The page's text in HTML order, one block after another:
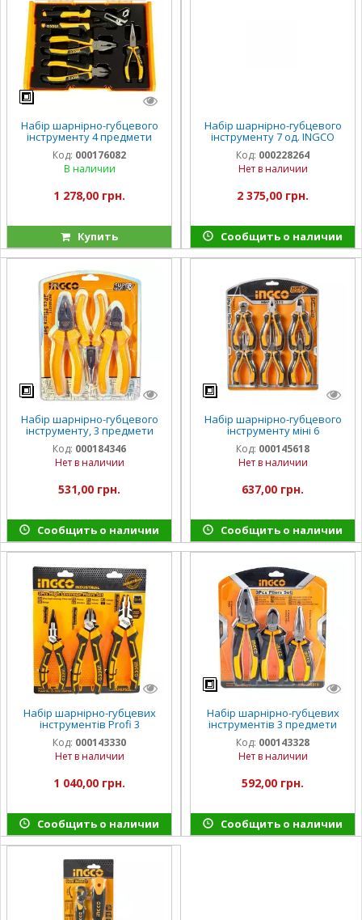
Набір шарнірно-губцевого
інструменту 4 предмети
INGCO
Код: 000176082
В наличии
1 278,00 грн.
Купить
Набір шарнірно-губцевого
інструменту 7 од. INGCO
INDUSTRIAL
Код: 000228264
Нет в наличии
2 375,00 грн.
Сообщить о наличии
Набір шарнірно-губцевого
інструменту, 3 предмети
INGCO Super Select
Код: 000184346
Нет в наличии
531,00 грн.
Сообщить о наличии
Набір шарнірно-губцевого
інструменту міні 6
предметів Super Select
INGCO
Код: 000145618
Нет в наличии
637,00 грн.
Сообщить о наличии
Набір шарнірно-губцевих
інструментів Profi 3
предмети INGCO INDUSTRIAL
Код: 000143330
Нет в наличии
1 040,00 грн.
Сообщить о наличии
Набір шарнірно-губцевих
інструментів 3 предмети
Код: 000143328
Нет в наличии
592,00 грн.
Сообщить о наличии